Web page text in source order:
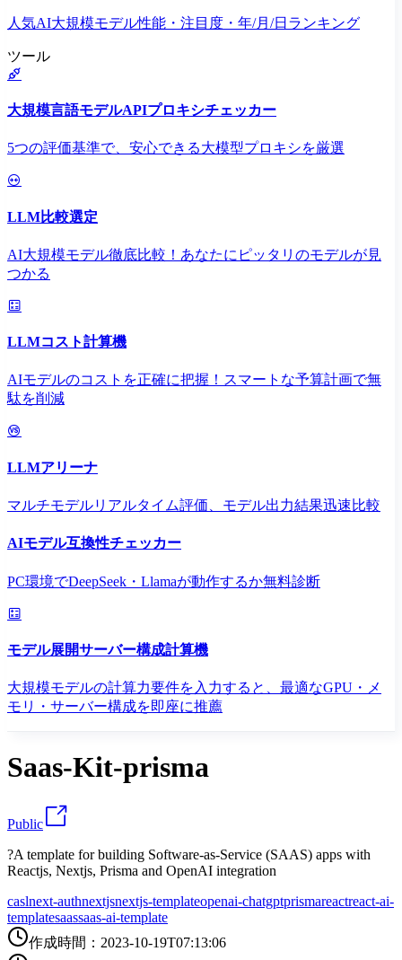
人気AI大規模モデル性能・注目度・年/月/日ランキング
ツール
大規模言語モデルAPIプロキシチェッカー
5つの評価基準で、安心できる大模型プロキシを厳選
LLM比較選定
AI大規模モデル徹底比較！あなたにピッタリのモデルが見
つかる
LLMコスト計算機
AIモデルのコストを正確に把握！スマートな予算計画で無
駄を削減
LLMアリーナ
マルチモデルリアルタイム評価、モデル出力結果迅速比較
AIモデル互換性チェッカー
PC環境でDeepSeek・Llamaが動作するか無料診断
モデル展開サーバー構成計算機
大規模モデルの計算力要件を入力すると、最適なGPU・メ
モリ・サーバー構成を即座に推薦
Saas-Kit-prisma
Public
?A template for building Software-as-Service (SAAS) apps with
Reactjs, Nextjs, Prisma and OpenAI integration
caslnext-authnextjsnextjs-templateopenai-chatgptprismareactreact-ai-
templatesaassaas-ai-template
作成時間 ： 2023-10-19T07:13:06